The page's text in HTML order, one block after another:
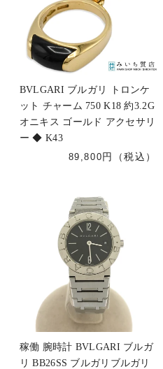
BVLGARI ブルガリ トロンケ
ット チャーム 750 K18 約3.2G
オニキス ゴールド アクセサリ
ー ◆ K43
89,800
稼働 腕時計 BVLGARI ブルガ
リ BB26SS ブルガリブルガリ